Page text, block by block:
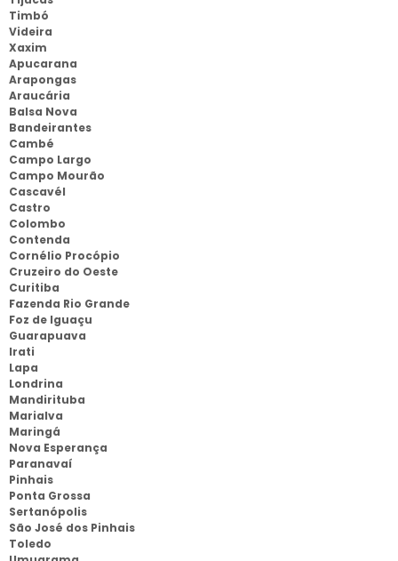
Timbó
Videira
Xaxim
Apucarana
Arapongas
Araucária
Balsa Nova
Bandeirantes
Cambé
Campo Largo
Campo Mourão
Cascavél
Castro
Colombo
Contenda
Cornélio Procópio
Cruzeiro do Oeste
Curitiba
Fazenda Rio Grande
Foz de Iguaçu
Guarapuava
Irati
Lapa
Londrina
Mandirituba
Marialva
Maringá
Nova Esperança
Paranavaí
Pinhais
Ponta Grossa
Sertanópolis
São José dos Pinhais
Toledo